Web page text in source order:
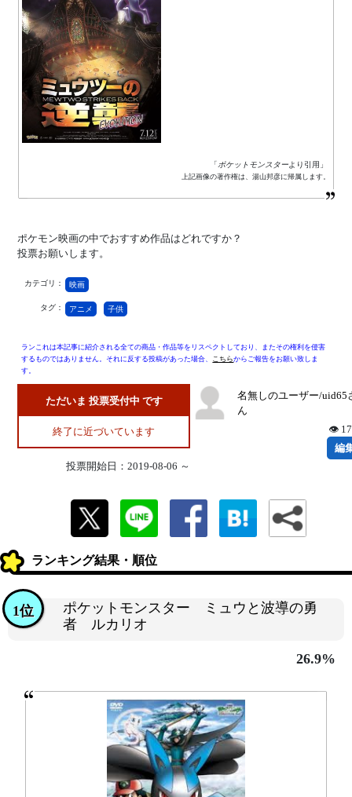
「ポケットモンスターより引用」
上記画像の著作権は、湯山邦彦に帰属します。
ポケモン映画の中でおすすめ作品はどれですか？
投票お願いします。
カテゴリ： 映画
タグ： アニメ 子供
ランこれは本記事に紹介される全ての商品・作品等をリスペクトしており、またその権利を侵害
するものではありません。それに反する投稿があった場合、 こちらからご報告をお願い致しま
す。
ただいま 投票受付中 です
終了に近づいています
投票開始日：2019-08-06 ～
名無しのユーザー/uid65
ん
👁
編
ランキング結果・順位
ポケットモンスター ミュウと波導の勇
者 ルカリオ
1位
26.9%